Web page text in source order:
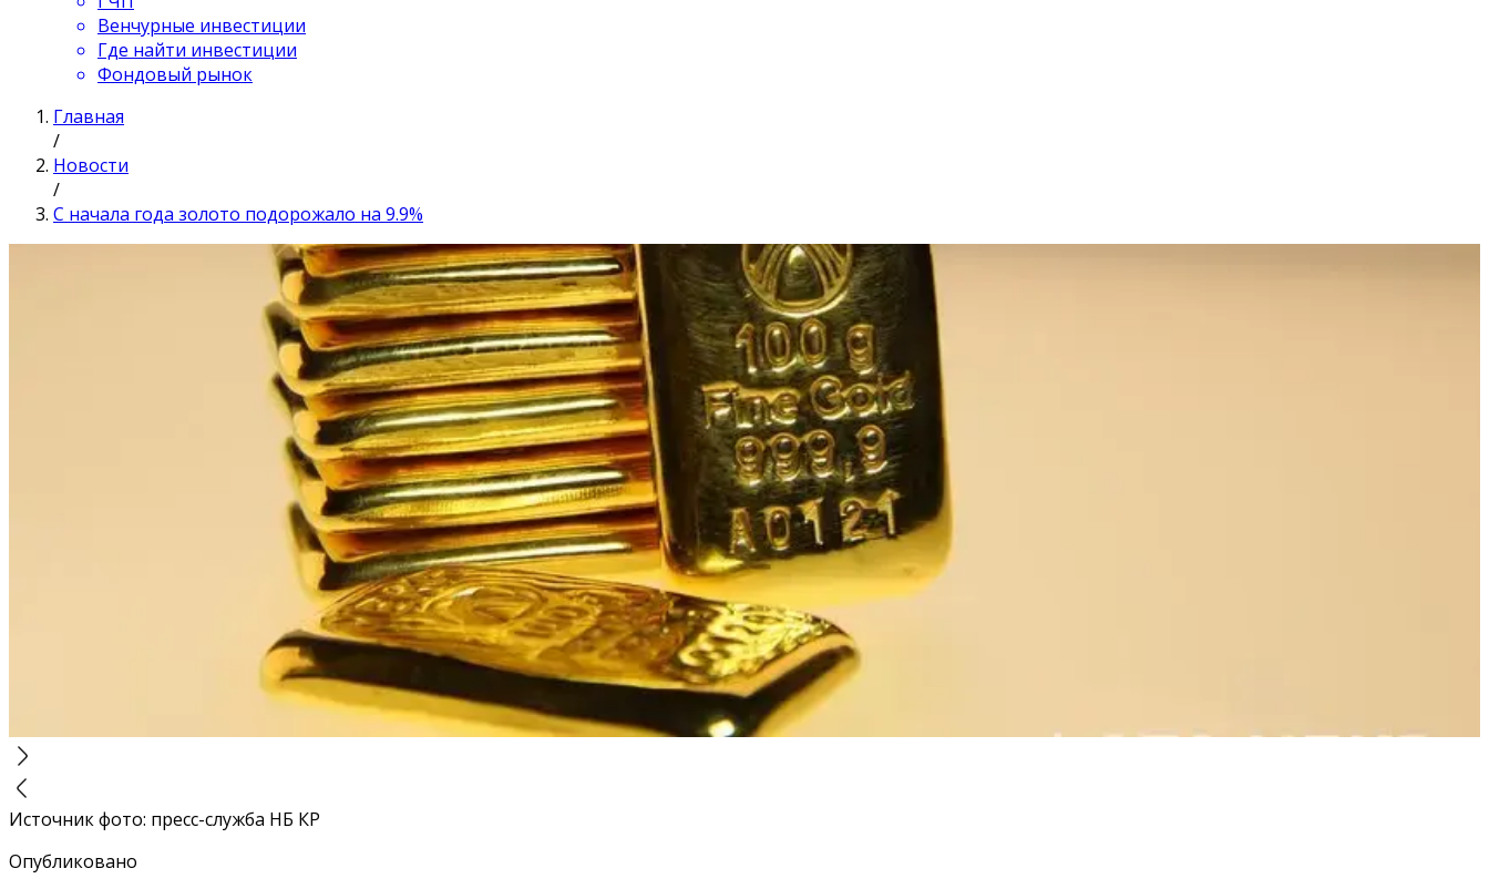
Венчурные инвестиции
Где найти инвестиции
Фондовый рынок
Главная
/
Новости
/
С начала года золото подорожало на 9.9%
Источник фото: пресс-служба НБ КР
Опубликовано